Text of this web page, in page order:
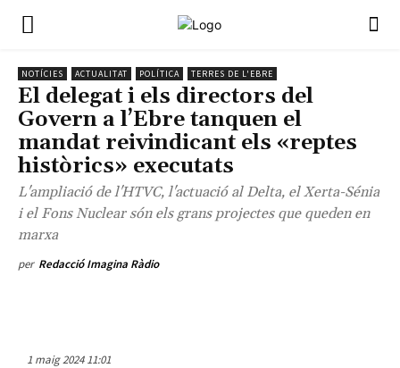
NOTÍCIES ACTUALITAT POLÍTICA TERRES DE L'EBRE
El delegat i els directors del
Govern a l’Ebre tanquen el
mandat reivindicant els «reptes
històrics» executats
L'ampliació de l'HTVC, l'actuació al Delta, el Xerta-Sénia
i el Fons Nuclear són els grans projectes que queden en
marxa
per Redacció Imagina Ràdio
1 maig 2024 11:01